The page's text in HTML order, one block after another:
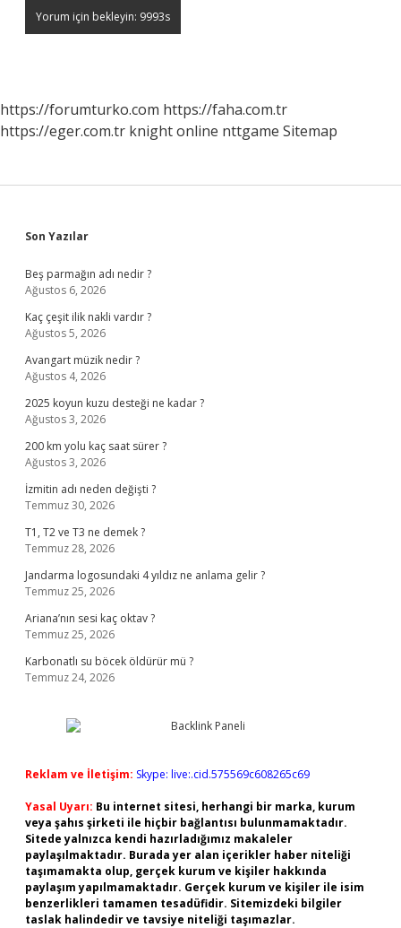
https://forumturko.com https://faha.com.tr
https://eger.com.tr knight online nttgame Sitemap
Sidebar
Son Yazılar
Beş parmağın adı nedir ?
Ağustos 6, 2026
Kaç çeşit ilik nakli vardır ?
Ağustos 5, 2026
Avangart müzik nedir ?
Ağustos 4, 2026
2025 koyun kuzu desteği ne kadar ?
Ağustos 3, 2026
200 km yolu kaç saat sürer ?
Ağustos 3, 2026
İzmitin adı neden değişti ?
Temmuz 30, 2026
T1, T2 ve T3 ne demek ?
Temmuz 28, 2026
Jandarma logosundaki 4 yıldız ne anlama gelir ?
Temmuz 25, 2026
Ariana’nın sesi kaç oktav ?
Temmuz 25, 2026
Karbonatlı su böcek öldürür mü ?
Temmuz 24, 2026
Reklam ve İletişim: Skype: live:.cid.575569c608265c69
Yasal Uyarı: Bu internet sitesi, herhangi bir marka, kurum
veya şahıs şirketi ile hiçbir bağlantısı bulunmamaktadır.
Sitede yalnızca kendi hazırladığımız makaleler
paylaşılmaktadır. Burada yer alan içerikler haber niteliği
taşımamakta olup, gerçek kurum ve kişiler hakkında
paylaşım yapılmamaktadır. Gerçek kurum ve kişiler ile isim
benzerlikleri tamamen tesadüfidir. Sitemizdeki bilgiler
taslak halindedir ve tavsiye niteliği taşımazlar.